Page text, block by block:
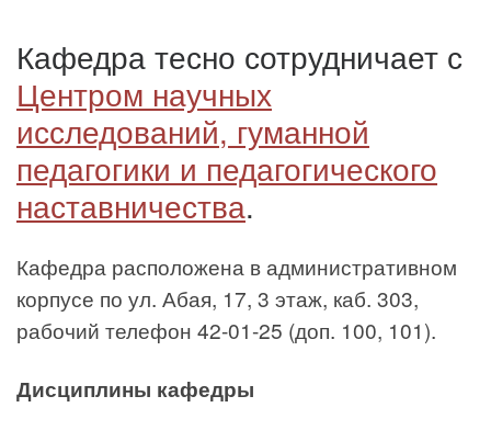
Кафедра тесно сотрудничает с
Центром научных
исследований, гуманной
педагогики и педагогического
наставничества.
Кафедра расположена в административном
корпусе по ул. Абая, 17, 3 этаж, каб. 303,
рабочий телефон 42-01-25 (доп. 100, 101).
Дисциплины кафедры